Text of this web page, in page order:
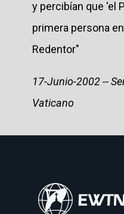
y percibían que 'el
primera persona
Redentor"
17-Junio-2002 --
Vaticano